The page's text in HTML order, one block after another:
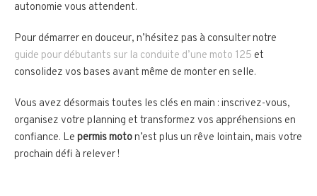
autonomie vous attendent.
Pour démarrer en douceur, n’hésitez pas à consulter notre
guide pour débutants sur la conduite d’une moto 125 et
consolidez vos bases avant même de monter en selle.
Vous avez désormais toutes les clés en main : inscrivez-vous,
organisez votre planning et transformez vos appréhensions en
confiance. Le permis moton’est plus un rêve lointain, mais votre
prochain défi à relever !